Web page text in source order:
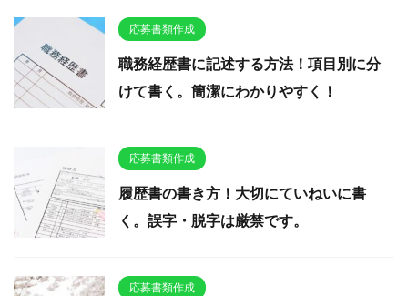
応募書類作成
職務経歴書に記述する方法！項目別に分
けて書く。簡潔にわかりやすく！
応募書類作成
履歴書の書き方！大切にていねいに書
く。誤字・脱字は厳禁です。
応募書類作成